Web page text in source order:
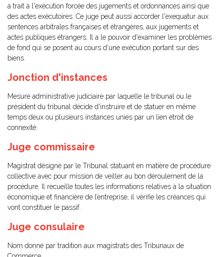
a trait à l'exécution forcée des jugements et ordonnances ainsi que
des actes exécutoires. Ce juge peut aussi accorder l'exequatur aux
sentences arbitrales françaises et étrangères, aux jugements et
actes publiques étrangers. Il a le pouvoir d'examiner les problèmes
de fond qui se posent au cours d'une exécution portant sur des
biens.
Jonction d'instances
Mesure administrative judiciaire par laquelle le tribunal ou le
président du tribunal décide d'instruire et de statuer en même
temps deux ou plusieurs instances unies par un lien étroit de
connexité.
Juge commissaire
Magistrat désigné par le Tribunal statuant en matière de procédure
collective avec pour mission de veiller au bon déroulement de la
procédure. Il recueille toutes les informations relatives à la situation
économique et financière de l’entreprise, il vérifie les créances qui
vont constituer le passif.
Juge consulaire
Nom donné par tradition aux magistrats des Tribunaux de